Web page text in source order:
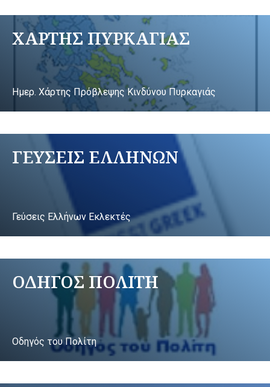
ΧΑΡΤΗΣ ΠΥΡΚΑΓΙΑΣ
Ημερ. Χάρτης Πρόβλεψης Κινδύνου Πυρκαγιάς
ΓΕΥΣΕΙΣ ΕΛΛΗΝΩΝ
Γεύσεις Ελλήνων Εκλεκτές
ΟΔΗΓΟΣ ΠΟΛΙΤΗ
Οδηγός του Πολίτη